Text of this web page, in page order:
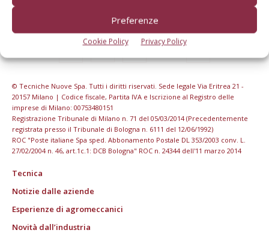
Preferenze
Cookie Policy Privacy Policy
© Tecniche Nuove Spa. Tutti i diritti riservati. Sede legale Via Eritrea 21 -
20157 Milano | Codice fiscale, Partita IVA e Iscrizione al Registro delle
imprese di Milano: 00753480151
Registrazione Tribunale di Milano n. 71 del 05/03/2014 (Precedentemente
registrata presso il Tribunale di Bologna n. 6111 del 12/06/1992)
ROC "Poste italiane Spa sped. Abbonamento Postale DL 353/2003 conv. L.
27/02/2004 n. 46, art.1c.1: DCB Bologna" ROC n. 24344 dell'11 marzo 2014
Tecnica
Notizie dalle aziende
Esperienze di agromeccanici
Novità dall’industria